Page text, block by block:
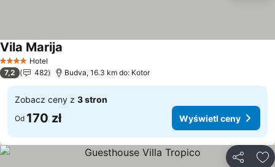
4 KategoriaHotel
Vila Marija
7,2 482 Budva, 16.3 km do: Kotor
Zobacz ceny z 3 stron
Od 170 zł Wyświetl ceny